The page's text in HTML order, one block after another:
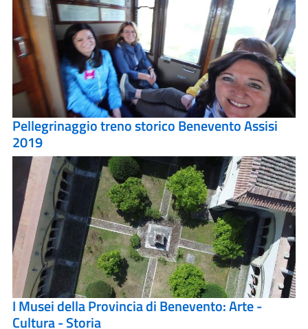
Pellegrinaggio treno storico Benevento Assisi
2019
I Musei della Provincia di Benevento: Arte -
Cultura - Storia